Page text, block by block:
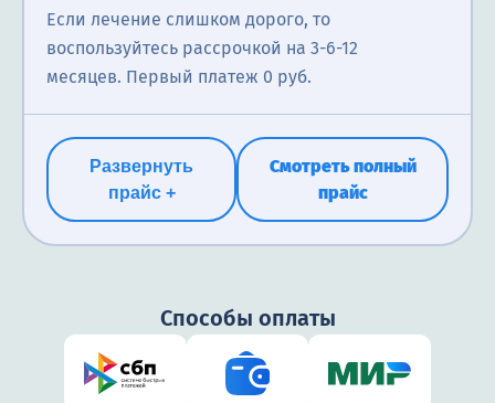
Если лечение слишком дорого, то
воспользуйтесь рассрочкой на 3-6-12
месяцев. Первый платеж 0 руб.
Развернуть
прайс +
Смотреть полный
прайс
Способы оплаты